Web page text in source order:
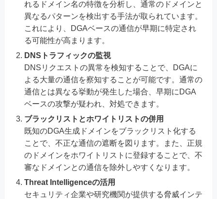
れるドメイン名の特徴を分析し、通常のドメインと
異なるパターンを検出する手法が取られています。
これにより、DGAベースの通信が早期に特定され
る可能性が高まります。
DNSトラフィックの監視
DNSリクエストの異常を検知することで、DGAに
よる大量の通信を察知することが可能です。通常の
通信とは異なる挙動が発生した場合、早期にDGA
ベースの攻撃が疑われ、対処できます。
ブラックリストとホワイトリストの併用
既知のDGA生成ドメインをブラックリスト化する
ことで、不正な通信の遮断を図ります。また、正規
のドメインをホワイトリストに登録することで、不
審なドメインとの通信を除外しやすくなります。
Threat Intelligenceの活用
セキュリティ企業や研究機関が提供する脅威インテ